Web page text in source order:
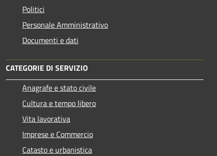
Politici
Personale Amministrativo
Documenti e dati
CATEGORIE DI SERVIZIO
Anagrafe e stato civile
Cultura e tempo libero
Vita lavorativa
Imprese e Commercio
Catasto e urbanistica